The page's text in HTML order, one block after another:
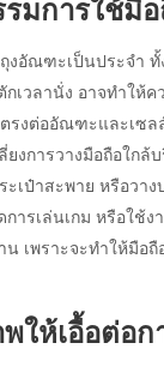
มการใช้มื
งอัณฑะเป็นประจำ ทั้
กเวลานั่ง อาจทำให้
ตรงต่ออัณฑะและเซ
ยงการวางมือถือใกล้
ระเป๋าสะพาย หรือว
การเล่นเกม หรือใช้
น เพราะจะทำให้มือ
ให้เอื้อต่อก